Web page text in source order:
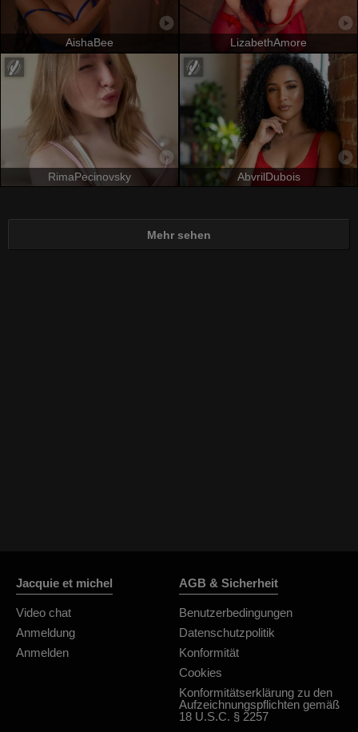
AishaBee LizabethAmore
RimaPecinovsky AbvrilDubois
Mehr sehen
Jacquie et michel
Video chat
Anmeldung
Anmelden
AGB & Sicherheit
Benutzerbedingungen
Datenschutzpolitik
Konformität
Cookies
Konformitätserklärung zu den
Aufzeichnungspflichten gemäß
18 U.S.C. § 2257